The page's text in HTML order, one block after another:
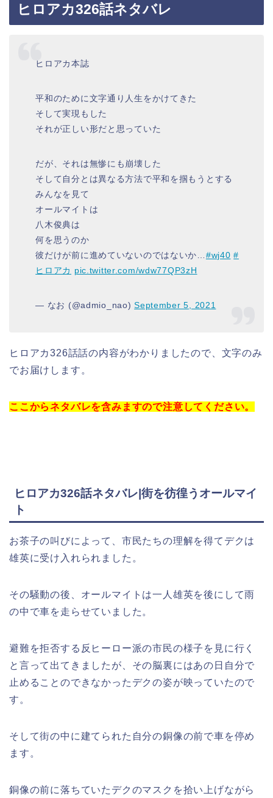
ヒロアカ326話ネタバレ
ヒロアカ本誌
平和のために文字通り人生をかけてきた
そして実現もした
それが正しい形だと思っていた
だが、それは無惨にも崩壊した
そして自分とは異なる方法で平和を掴もうとする
みんなを見て
オールマイトは
八木俊典は
何を思うのか
彼だけが前に進めていないのではないか… #wj40 #
ヒロアカ pic.twitter.com/wdw77QP3zH
— なお (@admio_nao)September 5, 2021
ヒロアカ326話話の内容がわかりましたので、文字のみ
でお届けします。
ここからネタバレを含みますので注意してください。
ヒロアカ326話ネタバレ|街を彷徨うオールマイ
ト
お茶子の叫びによって、市民たちの理解を得てデクは
雄英に受け入れられました。
その騒動の後、オールマイトは一人雄英を後にして雨
の中で車を走らせていました。
避難を拒否する反ヒーロー派の市民の様子を見に行く
と言って出てきましたが、その脳裏にはあの日自分で
止めることのできなかったデクの姿が映っていたので
す。
そして街の中に建てられた自分の銅像の前で車を停め
ます。
銅像の前に落ちていたデクのマスクを拾い上げながら